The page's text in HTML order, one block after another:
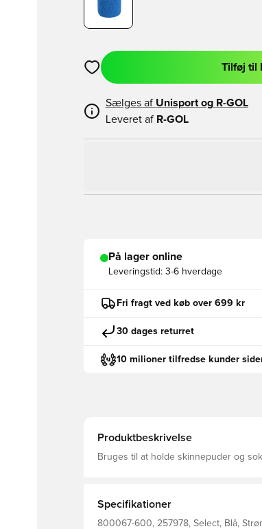
Åbner en Modal til at logge ind eller
Tilføj til
Sælges af Unisport og R-GOL
Leveret af R-GOL
På lager online
Leveringstid: 3-6 hverdage
Fri fragt ved køb over 699 kr
30 dages returret
10 milioner tilfredse kunder
Produktbeskrivelse
Bruges til at holde skinnepuder og
Specifikationer
800067-600, 257978, Select, Blå,